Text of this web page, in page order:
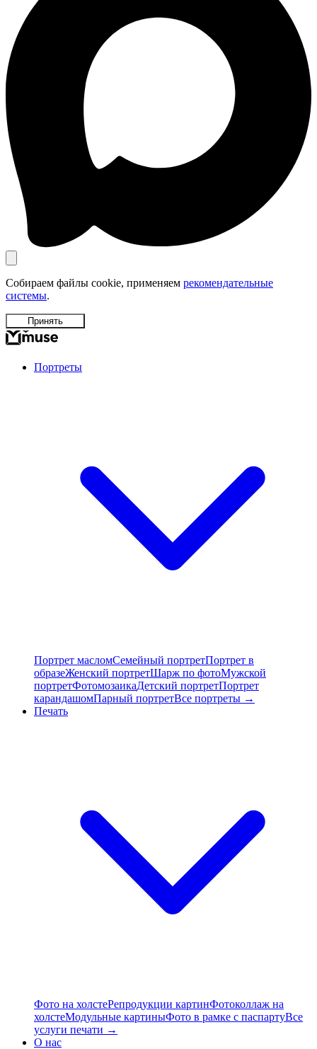
Собираем файлы cookie, применяем рекомендательные
системы.
Принять
Портреты
Портрет масломСемейный портретПортрет в
образеЖенский портретШарж по фотоМужской
портретФотомозаикаДетский портретПортрет
карандашомПарный портретВсе портреты →
Печать
Фото на холстеРепродукции картинФотоколлаж на
холстеМодульные картиныФото в рамке с паспартуВсе
услуги печати →
О нас